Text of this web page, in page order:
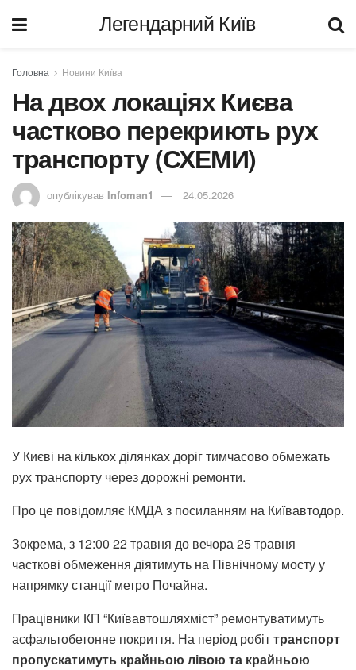
Легендарний Київ
Головна Новини Київа
На двох локаціях Києва
частково перекриють рух
транспорту (СХЕМИ)
опублікував Infoman1 24.05.2026
У Києві на кількох ділянках доріг тимчасово обмежать
рух транспорту через дорожні ремонти.
Про це повідомляє КМДА з посиланням на Київавтодор.
Зокрема, з 12:00 22 травня до вечора 25 травня
часткові обмеження діятимуть на Північному мосту у
напрямку станції метро Почайна.
Працівники КП “Київавтошляхміст” ремонтуватимуть
асфальтобетонне покриття. На період робіттранспорт
пропускатимуть крайньою лівою та крайньою